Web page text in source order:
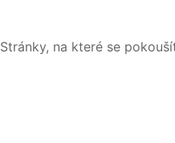
Stránky, na které se